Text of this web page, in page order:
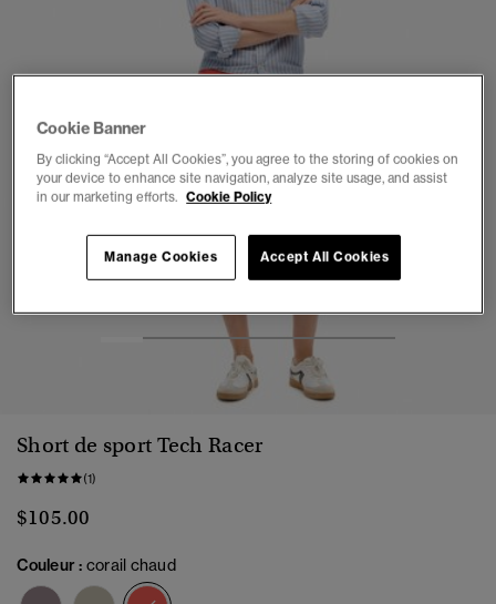
4
Short de sport Tech Racer
(1)
$105.00
Couleur :corail chaud
Cookie Banner
By clicking “Accept All Cookies”, you agree to the storing of cookies on
your device to enhance site navigation, analyze site usage, and assist
in our marketing efforts. Cookie Policy
Accept All Cookies
Manage Cookies